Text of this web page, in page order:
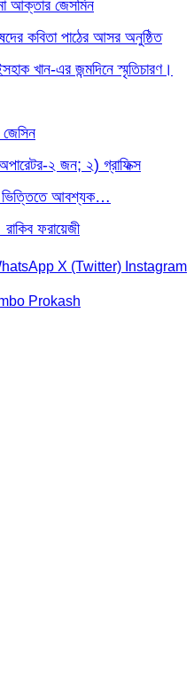
আক্তার জেসমিন
কবিতা পাঠের আসর অনুষ্ঠিত
খান-এর জন্মদিনে স্মৃতিচারণ।
জেসিন
২ জন; ২) গ্রাফিক্স
ভিত্তিতে আবশ্যক…
ফরায়েজী
X (Twitter) Instagram